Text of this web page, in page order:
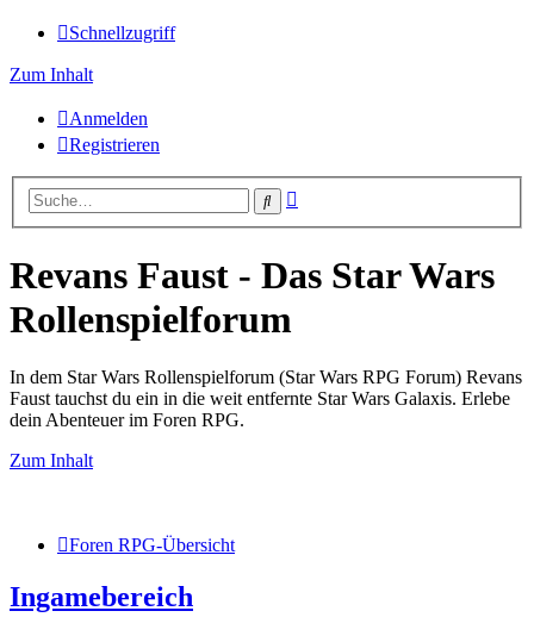
Schnellzugriff
Zum Inhalt
Anmelden
Registrieren
Suche
Revans Faust - Das Star Wars
Rollenspielforum
In dem Star Wars Rollenspielforum (Star Wars RPG Forum) Revans
Faust tauchst du ein in die weit entfernte Star Wars Galaxis. Erlebe
dein Abenteuer im Foren RPG.
Zum Inhalt
Foren RPG-Übersicht
Ingamebereich